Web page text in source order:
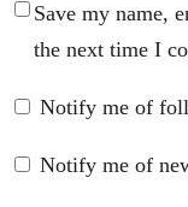
Save my name,
the next time I
Notify me of
Notify me of